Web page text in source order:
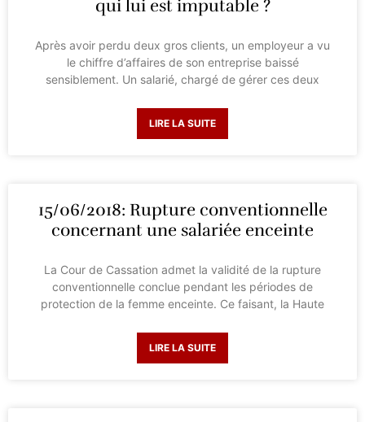
qui lui est imputable ?
Après avoir perdu deux gros clients, un employeur a vu
le chiffre d’affaires de son entreprise baissé
sensiblement. Un salarié, chargé de gérer ces deux
LIRE LA SUITE
15/06/2018: Rupture conventionnelle
concernant une salariée enceinte
La Cour de Cassation admet la validité de la rupture
conventionnelle conclue pendant les périodes de
protection de la femme enceinte. Ce faisant, la Haute
LIRE LA SUITE